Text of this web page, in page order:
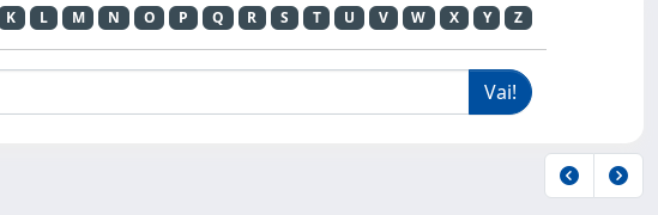
K L M N O P Q R S T U V W X Y Z